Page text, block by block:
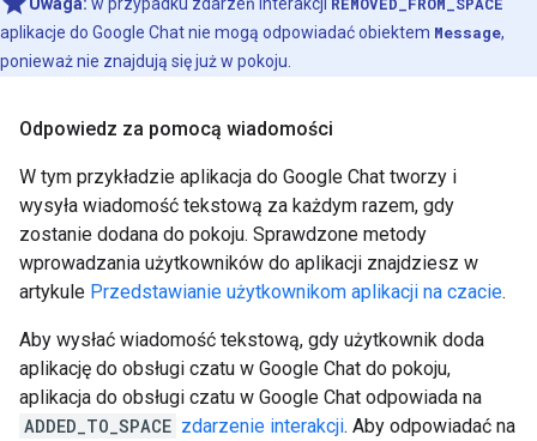
aplikacje do Google Chat nie mogą odpowiadać obiektem Message,
ponieważ nie znajdują się już w pokoju.
Odpowiedz za pomocą wiadomości
W tym przykładzie aplikacja do Google Chat tworzy i
wysyła wiadomość tekstową za każdym razem, gdy
zostanie dodana do pokoju. Sprawdzone metody
wprowadzania użytkowników do aplikacji znajdziesz w
artykule Przedstawianie użytkownikom aplikacji na czacie.
Aby wysłać wiadomość tekstową, gdy użytkownik doda
aplikację do obsługi czatu w Google Chat do pokoju,
aplikacja do obsługi czatu w Google Chat odpowiada na
ADDED_TO_SPACE zdarzenie interakcji. Aby odpowiadać na